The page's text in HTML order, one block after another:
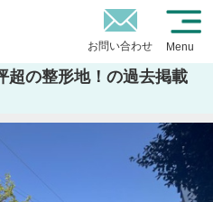
お問い合わせ Menu
の整形地！の過去掲載